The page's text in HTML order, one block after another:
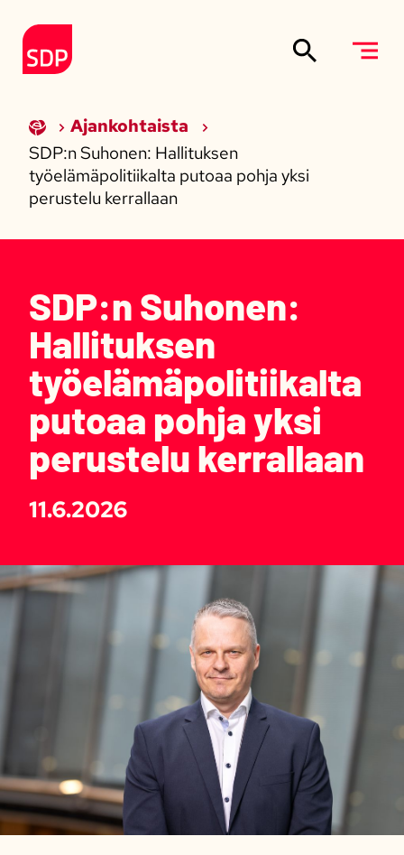
Etusivulle
Ajankohtaista
SDP:n Suhonen: Hallituksen
työelämäpolitiikalta putoaa pohja yksi
perustelu kerrallaan
SDP:n Suhonen:
Hallituksen
työelämäpolitiikalta
putoaa pohja yksi
perustelu kerrallaan
11.6.2026